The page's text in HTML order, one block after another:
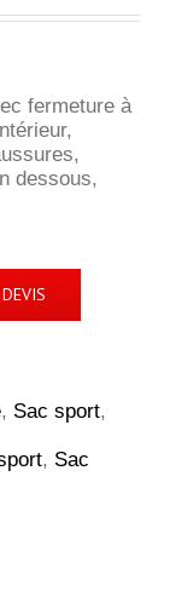
fermeture à
dessous,
, Sac sport,
, Sac